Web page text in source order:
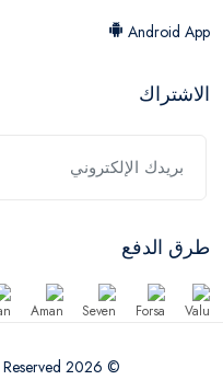
Android App
الاشتراك
طرق الدفع
© 2026 Kza Meeza. All Rights Reserved